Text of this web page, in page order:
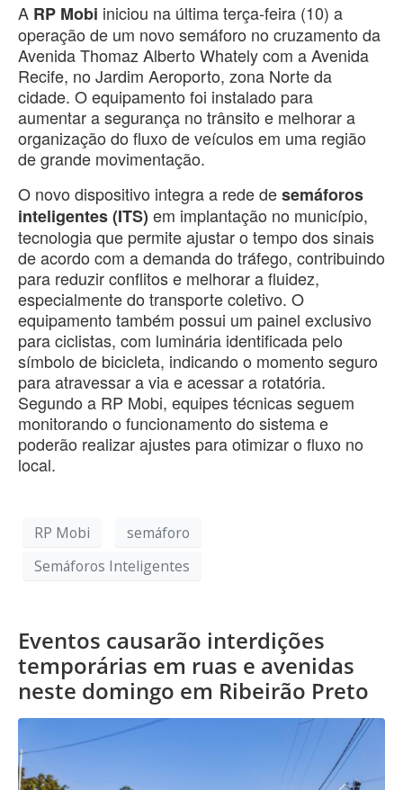
A RP Mobi iniciou na última terça-feira (10) a
operação de um novo semáforo no cruzamento da
Avenida Thomaz Alberto Whately com a Avenida
Recife, no Jardim Aeroporto, zona Norte da
cidade. O equipamento foi instalado para
aumentar a segurança no trânsito e melhorar a
organização do fluxo de veículos em uma região
de grande movimentação.
O novo dispositivo integra a rede desemáforos
inteligentes (ITS) em implantação no município,
tecnologia que permite ajustar o tempo dos sinais
de acordo com a demanda do tráfego, contribuindo
para reduzir conflitos e melhorar a fluidez,
especialmente do transporte coletivo. O
equipamento também possui um painel exclusivo
para ciclistas, com luminária identificada pelo
símbolo de bicicleta, indicando o momento seguro
para atravessar a via e acessar a rotatória.
Segundo a RP Mobi, equipes técnicas seguem
monitorando o funcionamento do sistema e
poderão realizar ajustes para otimizar o fluxo no
local.
RP Mobi
semáforo
Semáforos Inteligentes
Eventos causarão interdições
temporárias em ruas e avenidas
neste domingo em Ribeirão Preto